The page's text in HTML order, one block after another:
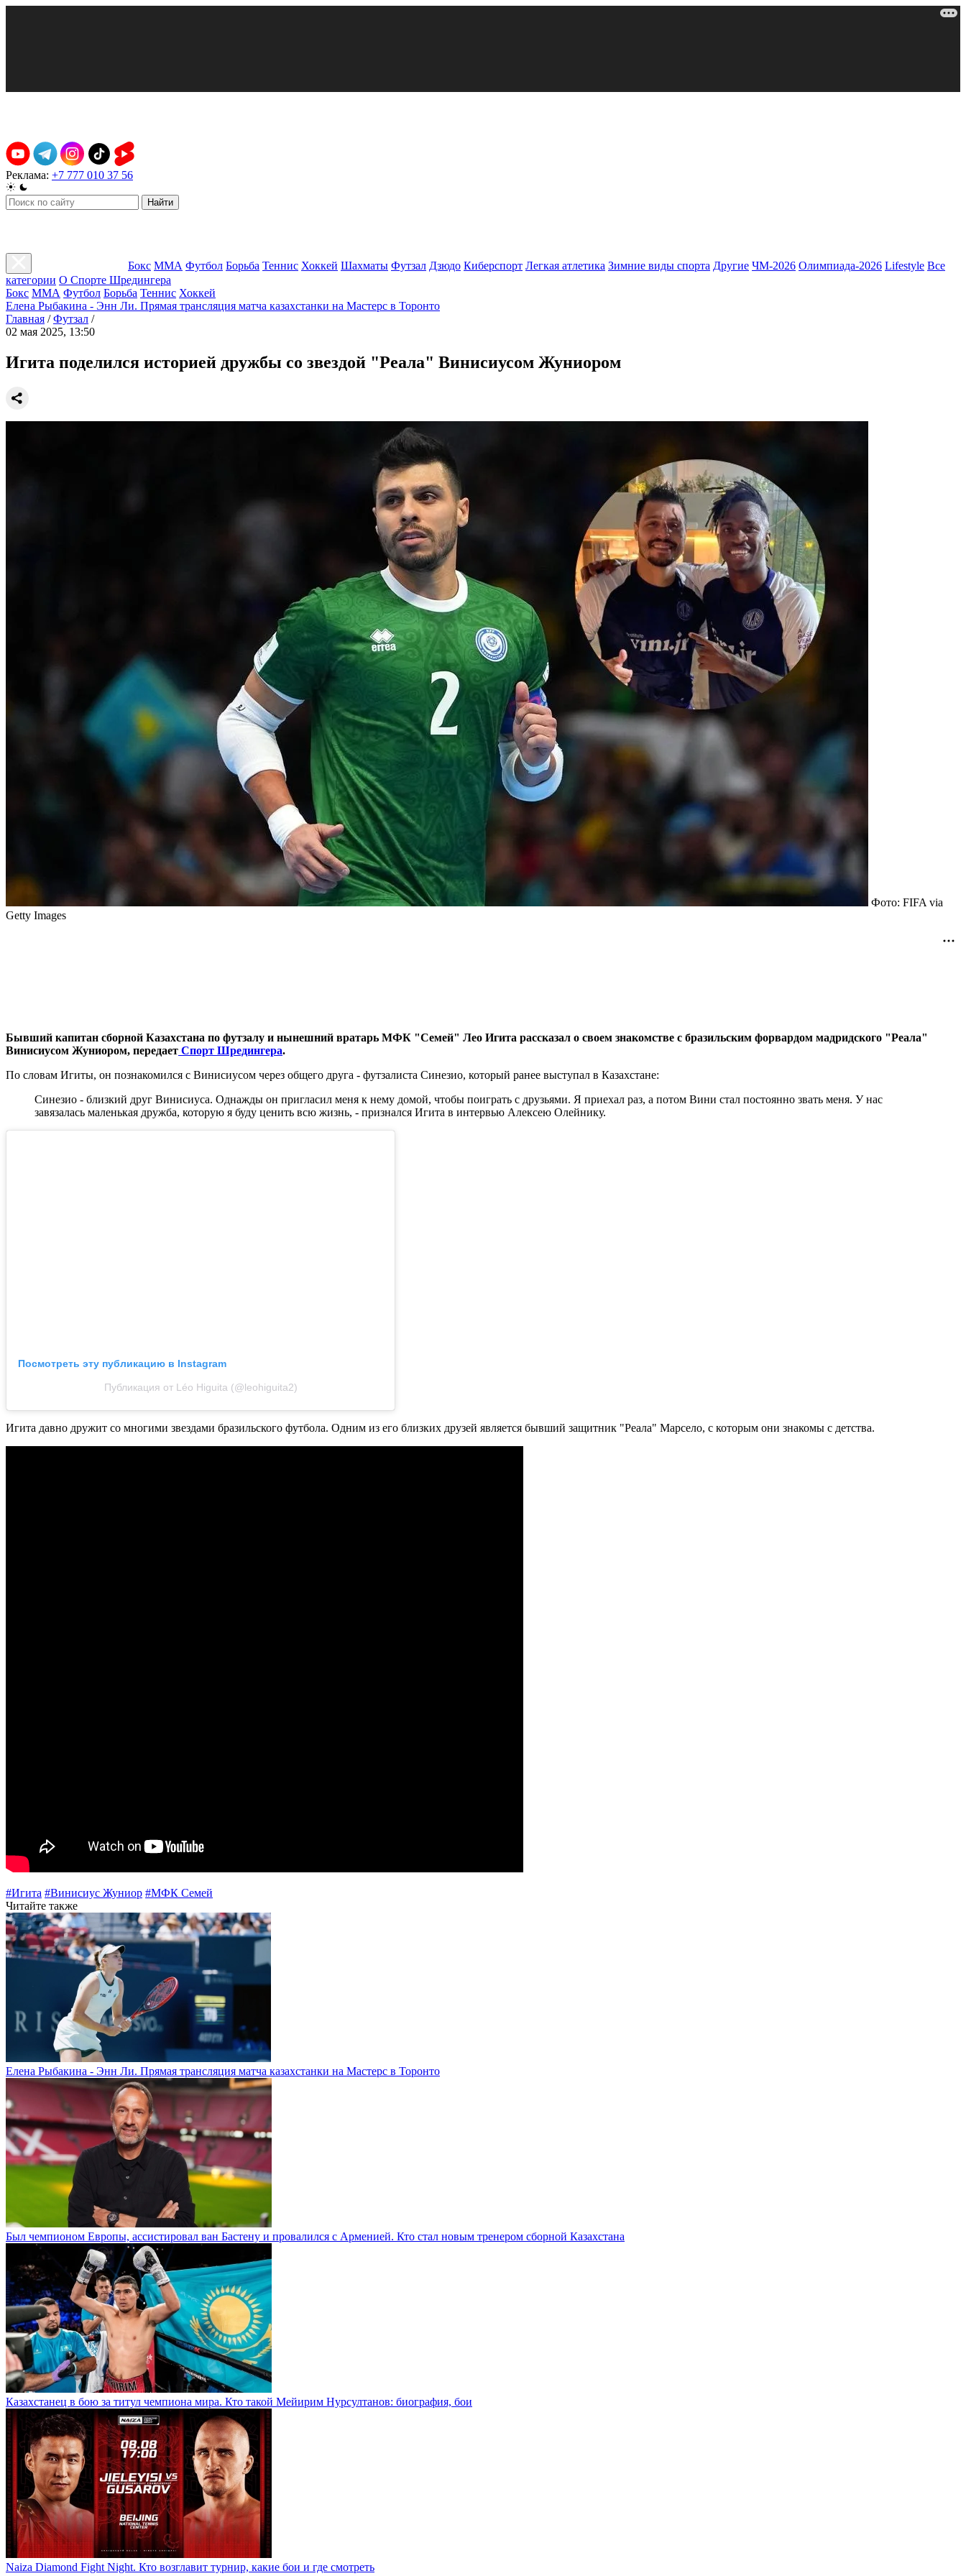
Реклама: +7 777 010 37 56
Найти
Бокс ММА Футбол Борьба Теннис Хоккей Шахматы Футзал Дзюдо Киберспорт Легкая атлетика Зимние виды спорта Другие ЧМ-2026 Олимпиада-2026 Lifestyle Все
категории О Спорте Шредингера
Бокс ММА Футбол Борьба Теннис Хоккей
Елена Рыбакина - Энн Ли. Прямая трансляция матча казахстанки на Мастерс в Торонто
Главная / Футзал /
02 мая 2025, 13:50
Игита поделился историей дружбы со звездой "Реала" Винисиусом Жуниором
Фото: FIFA via
Getty Images
Бывший капитан сборной Казахстана по футзалу и нынешний вратарь МФК "Семей" Лео Игита рассказал о своем знакомстве с бразильским форвардом мадридского "Реала"
Винисиусом Жуниором, передает Спорт Шредингера.
По словам Игиты, он познакомился с Винисиусом через общего друга - футзалиста Синезио, который ранее выступал в Казахстане:
Синезио - близкий друг Винисиуса. Однажды он пригласил меня к нему домой, чтобы поиграть с друзьями. Я приехал раз, а потом Вини стал постоянно звать меня. У нас
завязалась маленькая дружба, которую я буду ценить всю жизнь, - признался Игита в интервью Алексею Олейнику.
Посмотреть эту публикацию в Instagram
Публикация от Léo Higuita (@leohiguita2)
Игита давно дружит со многими звездами бразильского футбола. Одним из его близких друзей является бывший защитник "Реала" Марсело, с которым они знакомы с детства.
#Игита #Винисиус Жуниор #МФК Семей
Читайте также
Елена Рыбакина - Энн Ли. Прямая трансляция матча казахстанки на Мастерс в Торонто
Был чемпионом Европы, ассистировал ван Бастену и провалился с Арменией. Кто стал новым тренером сборной Казахстана
Казахстанец в бою за титул чемпиона мира. Кто такой Мейирим Нурсултанов: биография, бои
Naiza Diamond Fight Night. Кто возглавит турнир, какие бои и где смотреть